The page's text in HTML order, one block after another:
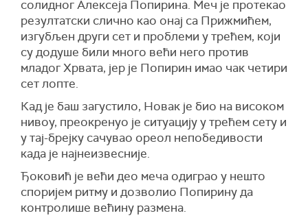
солидног Алексеја Попирина. Меч је протекао
резултатски слично као онај са Прижмићем,
изгубљен други сет и проблеми у трећем, који
су додуше били много већи него против
младог Хрвата, јер је Попирин имао чак четири
сет лопте.
Кад је баш загустило, Новак је био на високом
нивоу, преокренуо је ситуацију у трећем сету и
у тај-брејку сачувао ореол непобедивости
када је најнеизвесније.
Ђоковић је већи део меча одиграо у нешто
споријем ритму и дозволио Попирину да
контролише већину размена.